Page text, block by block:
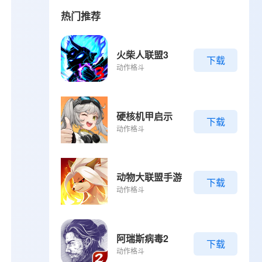
热门推荐
火柴人联盟3
动作格斗
下载
硬核机甲启示
动作格斗
下载
动物大联盟手游
动作格斗
下载
阿瑞斯病毒2
动作格斗
下载